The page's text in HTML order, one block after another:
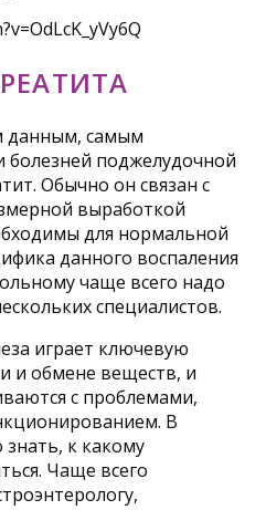
данным, самым
болезней поджелудочной
Обычно он связан с
выработкой
для нормальной
данного воспаления
чаще всего надо
специалистов.
играет ключевую
и обмене веществ, и
с проблемами,
В
знать, к какому
Чаще всего